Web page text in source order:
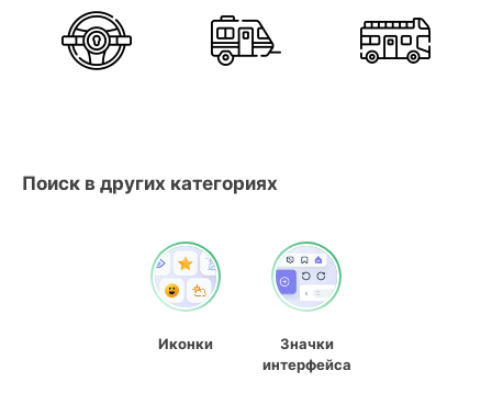
Поиск в других категориях
Иконки
Значки
интерфейса